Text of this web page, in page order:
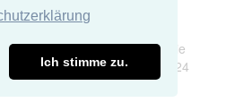
Ich stimme zu.
im Bereich
und keine Haftung für die
dieser Seite. DDDEasy 2024